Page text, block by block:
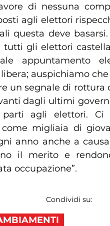
di nessuna
agli elettori
questa deve basarsi.
gli elettori
appuntamento
auspichiamo
un segnale di
dagli ultimi
agli elettori. Ci
migliaia di
anno anche a
il merito e
occupazione”.
Condividi su: